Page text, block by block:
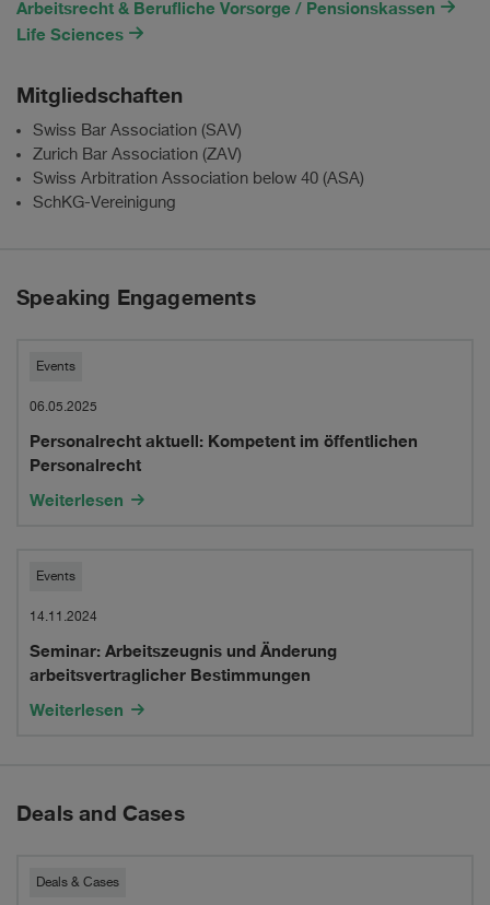
Arbeitsrecht & Berufliche Vorsorge / Pensionskassen
Life Sciences
Mitgliedschaften
Swiss Bar Association (SAV)
Zurich Bar Association (ZAV)
Swiss Arbitration Association below 40 (ASA)
SchKG-Vereinigung
Speaking Engagements
Personalrecht
aktuell:
Kompetent
im
Personalrecht
Events
06.05.2025
Personalrecht aktuell: Kompetent im öffentlichen
Personalrecht
Weiterlesen
Seminar:
Arbeitszeugnis
und
Änderung
Events
14.11.2024
Seminar: Arbeitszeugnis und Änderung
arbeitsvertraglicher Bestimmungen
Weiterlesen
Deals and Cases
Pestalozzi
Deals & Cases